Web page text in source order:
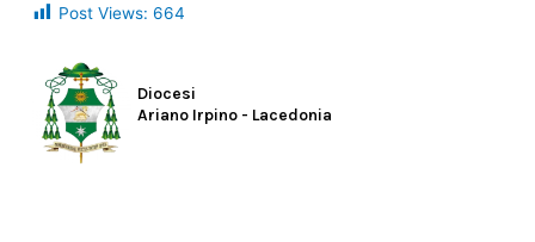
Post Views: 664
Diocesi
Ariano Irpino - Lacedonia